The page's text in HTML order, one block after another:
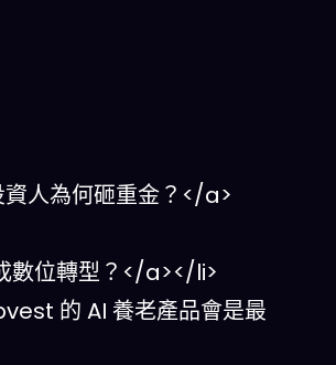
人為何砸重金？</a>
數位轉型？</a></li>
的 AI 養老產品會是最